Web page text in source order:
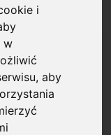
i
w
,aby